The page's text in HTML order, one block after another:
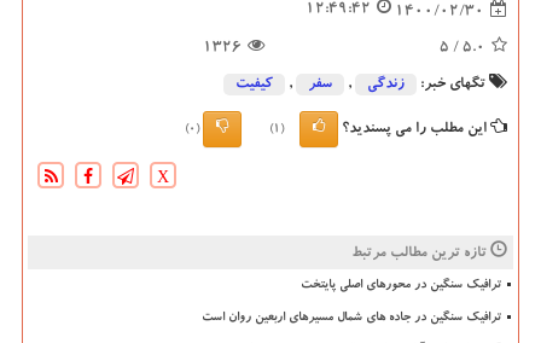
1400/02/30
12:49:42
5.0
/ 5
1326
تگهای خبر: زندگی , سفر , كیفیت
این مطلب را می پسندید؟ (1)
(0)
X
تازه ترین مطالب مرتبط
ترافیک سنگین در محورهای اصلی پایتخت
ترافیک سنگین در جاده های شمال مسیرهای اربعین روان است